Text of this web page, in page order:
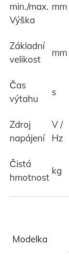
min./max.
Výška
mm
Základní
velikost
mm
Čas
výtahu
s
Zdroj
napájení
V /
Hz
Čistá
hmotnost
kg
Modelka